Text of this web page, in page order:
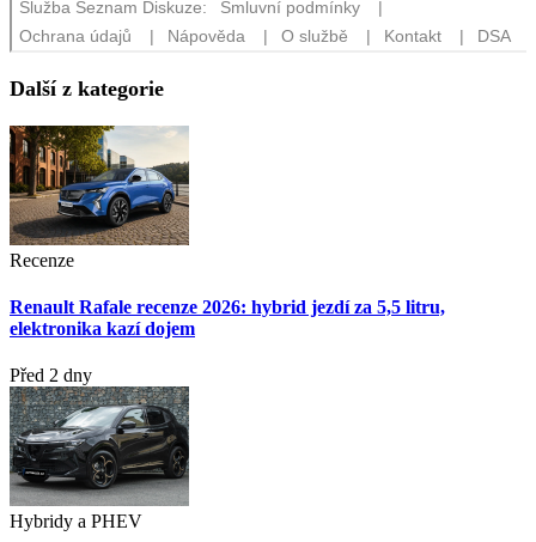
Další z kategorie
Recenze
Renault Rafale recenze 2026: hybrid jezdí za 5,5 litru,
elektronika kazí dojem
Před 2 dny
Hybridy a PHEV